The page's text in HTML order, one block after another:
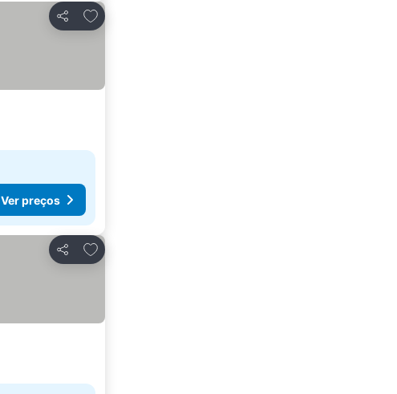
Partilhar
Adicionar aos favoritos
Ver preços
Partilhar
Adicionar aos favoritos